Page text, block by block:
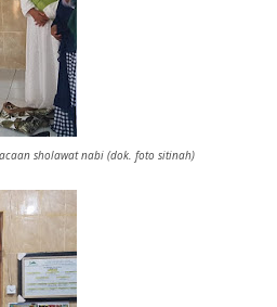
sholawat nabi (dok. foto sitinah)